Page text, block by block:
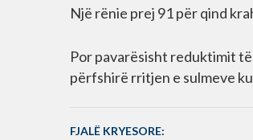
Një rënie prej 91 për qind
Por pavarësisht reduktimit
përfshirë rritjen e sulmeve
FJALË KRYESORE: